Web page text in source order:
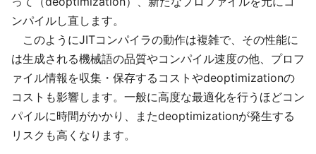
ンパイルし直します。
このようにJITコンパイラの動作は複雑で、その性能に
は生成される機械語の品質やコンパイル速度の他、プロフ
ァイル情報を収集・保存するコストやdeoptimizationの
コストも影響します。一般に高度な最適化を行うほどコン
パイルに時間がかかり、またdeoptimizationが発生する
リスクも高くなります。